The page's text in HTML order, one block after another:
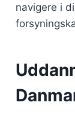
navigere i